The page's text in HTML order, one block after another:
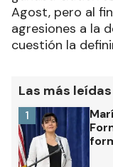
Agost, pero al
agresiones a la
cuestión la
Las más leídas
1